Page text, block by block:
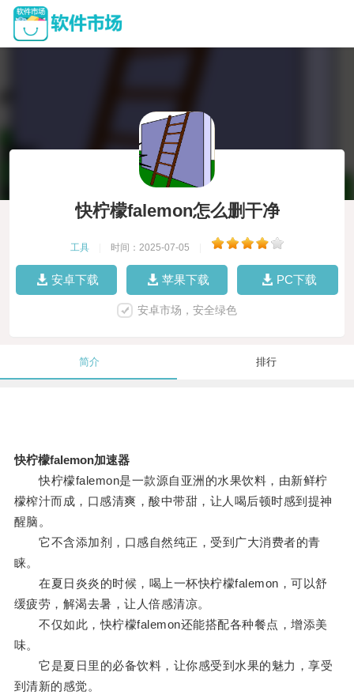
快柠檬falemon怎么删干净
工具 时间：2025-07-05
安卓下载 苹果下载 PC下载
安卓市场，安全绿色
简介 排行
快柠檬falemon加速器
快柠檬falemon是一款源自亚洲的水果饮料，由新鲜柠
檬榨汁而成，口感清爽，酸中带甜，让人喝后顿时感到提神
醒脑。
它不含添加剂，口感自然纯正，受到广大消费者的青
睐。
在夏日炎炎的时候，喝上一杯快柠檬falemon，可以舒
缓疲劳，解渴去暑，让人倍感清凉。
不仅如此，快柠檬falemon还能搭配各种餐点，增添美
味。
它是夏日里的必备饮料，让你感受到水果的魅力，享受
到清新的感觉。